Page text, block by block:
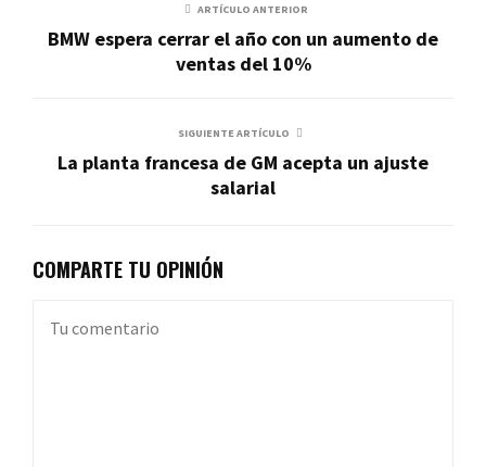
ARTÍCULO ANTERIOR
BMW espera cerrar el año con un aumento de
ventas del 10%
SIGUIENTE ARTÍCULO
La planta francesa de GM acepta un ajuste
salarial
COMPARTE TU OPINIÓN